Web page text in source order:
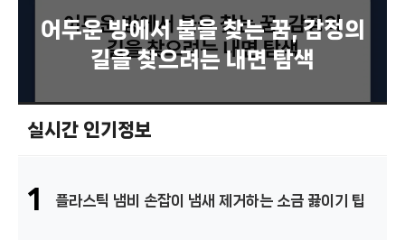
어두운 방에서 불을 찾는 꿈, 감정의
길을 찾으려는 내면 탐색
실시간 인기정보
1 플라스틱 냄비 손잡이 냄새 제거하는 소금 끓이기 팁